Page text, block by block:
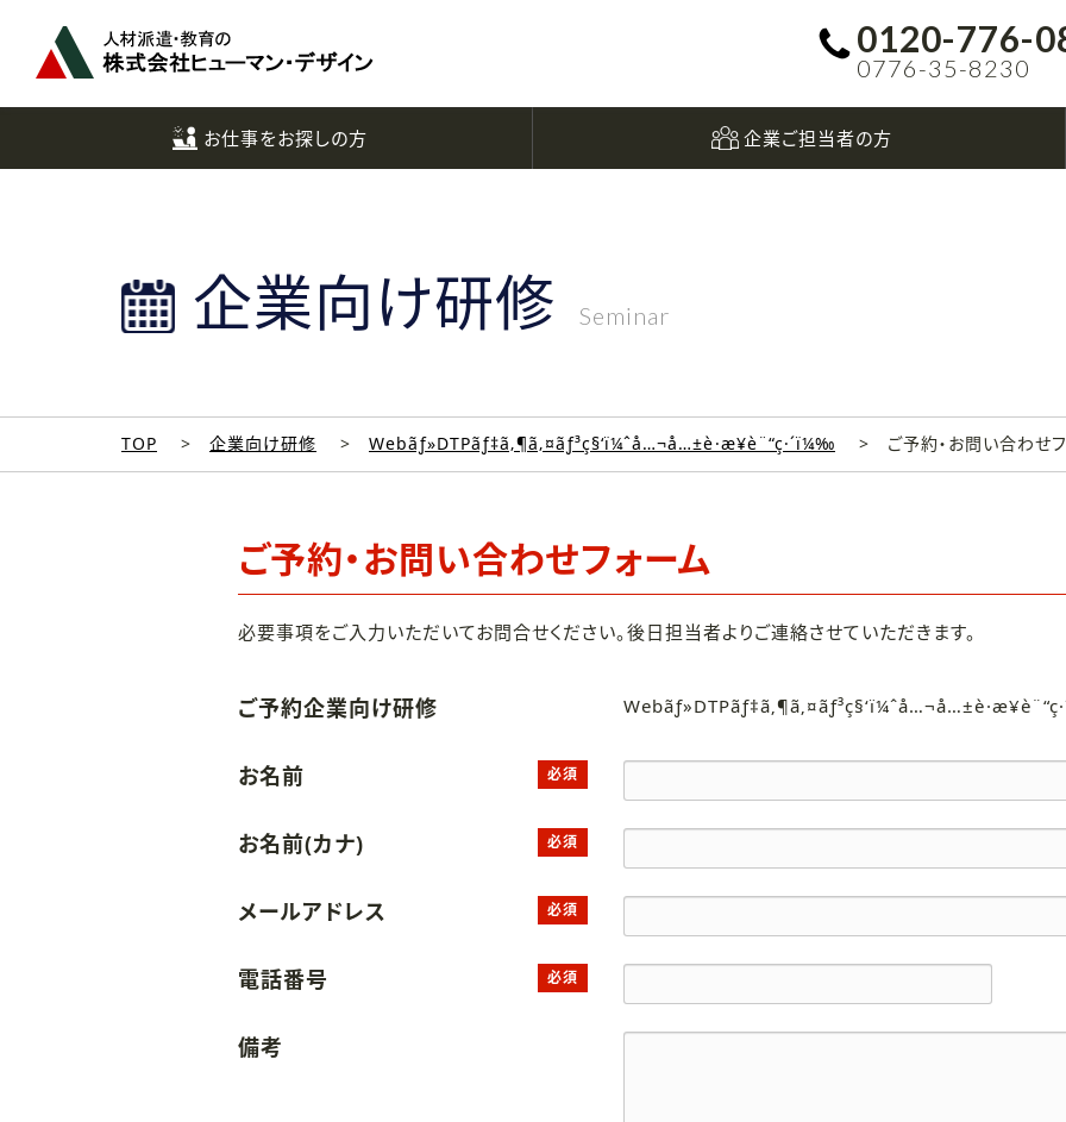
0120-776-
0776-35-8230
お仕事をお探しの方 企業ご担当者の方
企業向け研修 Seminar
TOP 企業向け研修 Webãƒ»DTPãƒ‡ã‚¶ã‚¤ãƒ³ç§‘ï¼ˆå…¬å…±è·æ¥­è¨“ç·´ï¼‰ ご予約・お問い合わせ
ご予約・お問い合わせフォーム
必要事項をご入力いただいてお問合せください。後日担当者よりご連絡させていただきます。
ご予約企業向け研修
お名前 必須
お名前(カナ) 必須
メールアドレス 必須
電話番号 必須
備考
へ